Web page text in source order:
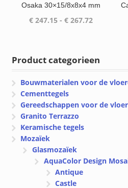
Osaka 30×15/8x8x4 mm
€247.15 - €267.72Prijsklasse:
Product categorieen
Bouwmaterialen voor de
Cementtegels
Gereedschappen voor de
Granito Terrazzo
Keramische tegels
Mozaïek
Glasmozaïek
AquaColor Design
Antique
Castle